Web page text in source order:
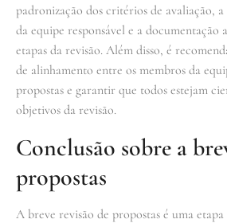
padronização dos critérios de avaliação,
da equipe responsável e a documentação
etapas da revisão. Além disso, é
de alinhamento entre os membros da
propostas e garantir que todos estejam
objetivos da revisão.
Conclusão sobre a
propostas
A breve revisão de propostas é uma